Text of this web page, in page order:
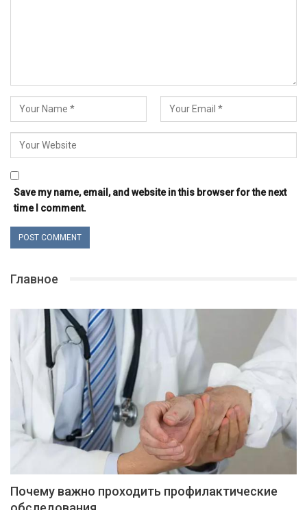
Save my name, email, and website in this browser for the next
time I comment.
Главное
Почему важно проходить профилактические